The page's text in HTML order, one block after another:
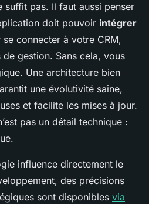
suffit pas. Il faut aussi penser
doit pouvoir intégrer
se connecter à votre CRM,
gestion. Sans cela, vous
Une architecture bien
une évolutivité saine,
et facilite les mises à jour.
pas un détail technique :
influence directement le
des précisions
sont disponibles via